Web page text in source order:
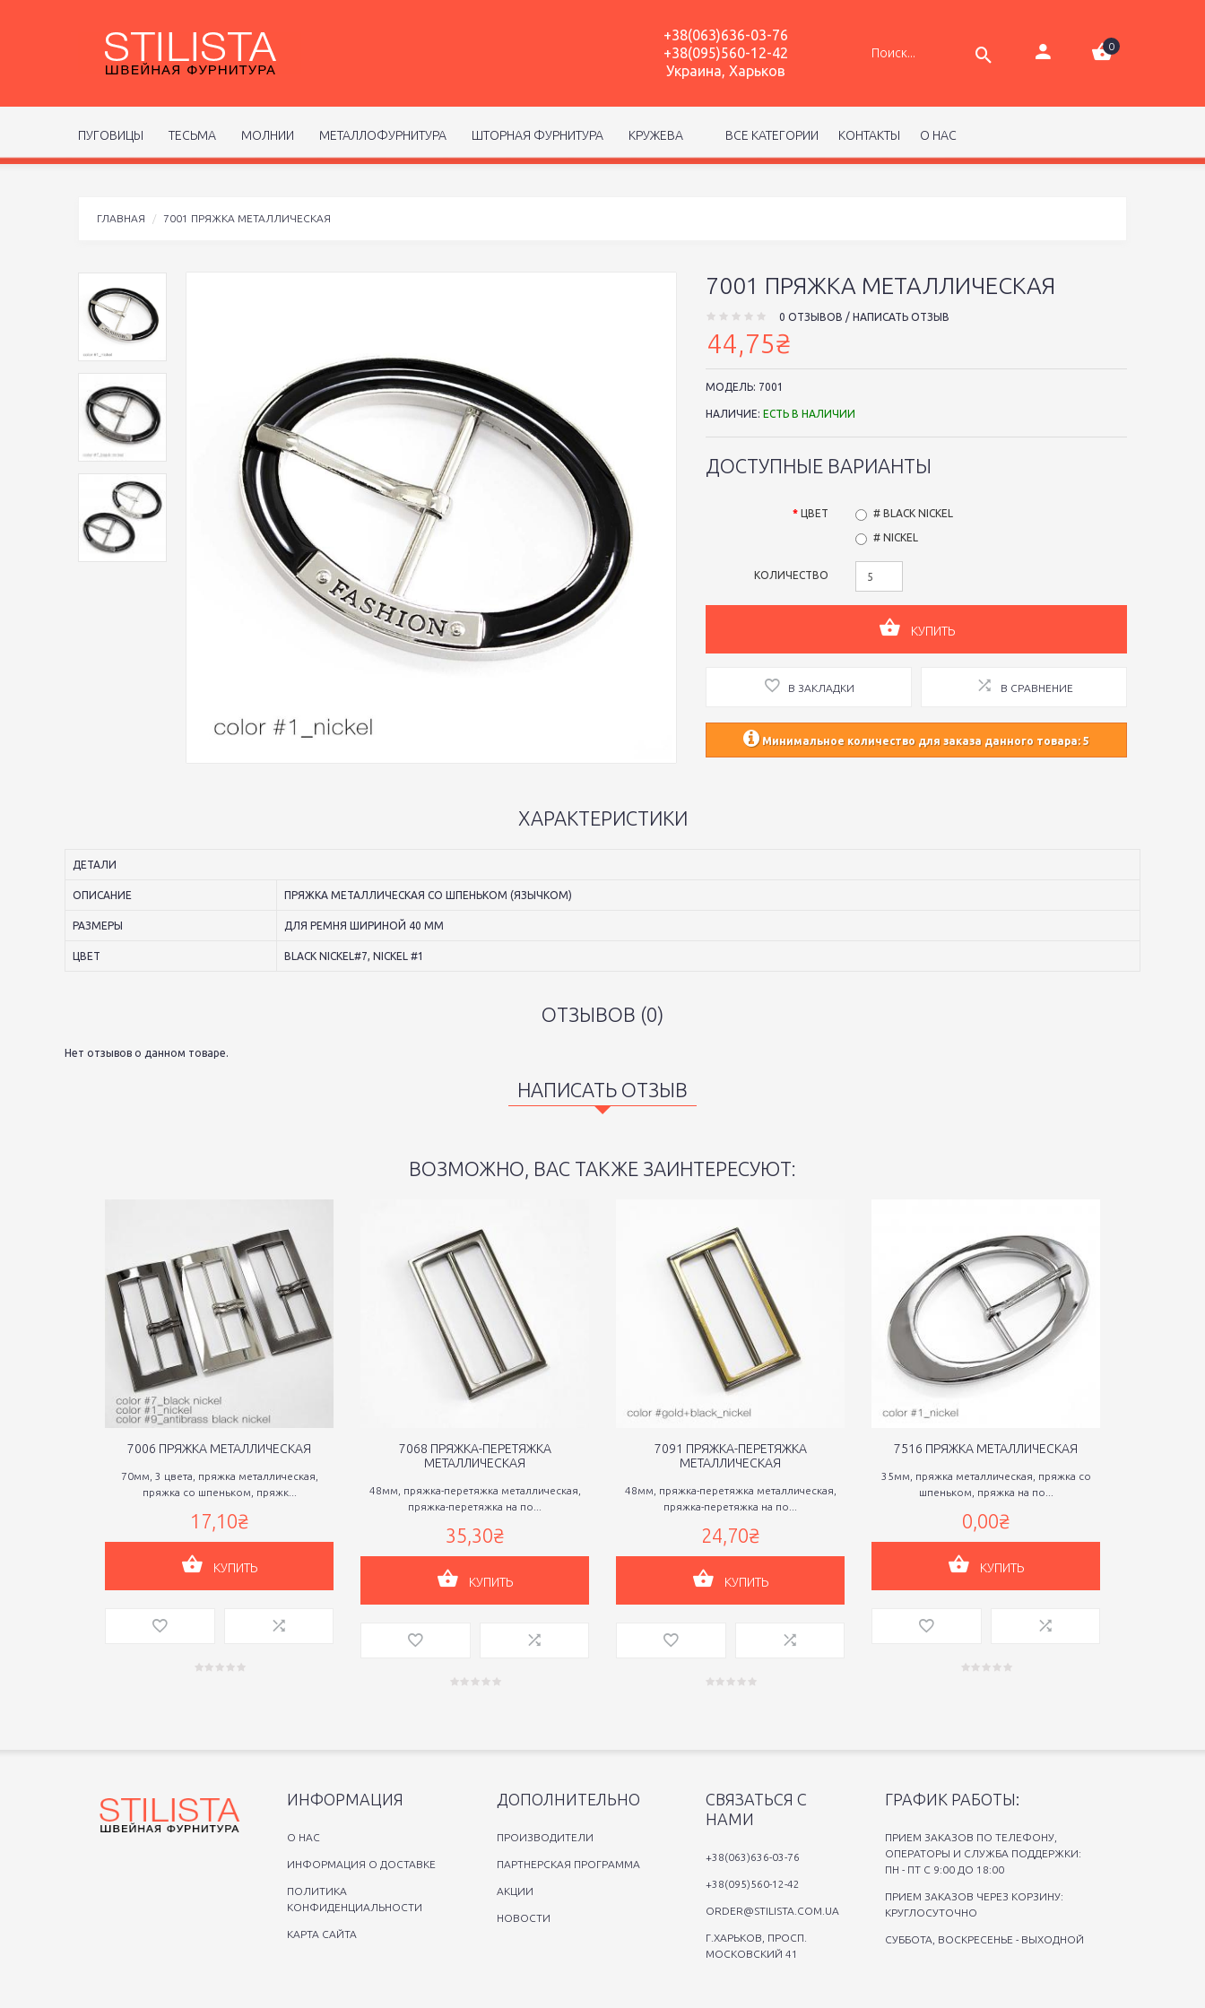
+38(063)636-03-76
+38(095)560-12-42
Украина, Харьков
0
ПУГОВИЦЫ ТЕСЬМА МОЛНИИ МЕТАЛЛОФУРНИТУРА ШТОРНАЯ ФУРНИТУРА КРУЖЕВА ВСЕ КАТЕГОРИИ КОНТАКТЫ О НАС
ГЛАВНАЯ 7001 ПРЯЖКА МЕТАЛЛИЧЕСКАЯ
7001 ПРЯЖКА МЕТАЛЛИЧЕСКАЯ
0 ОТЗЫВОВ / НАПИСАТЬ ОТЗЫВ
44,75₴
МОДЕЛЬ: 7001
НАЛИЧИЕ: ЕСТЬ В НАЛИЧИИ
ДОСТУПНЫЕ ВАРИАНТЫ
ЦВЕТ # BLACK NICKEL
# NICKEL
КОЛИЧЕСТВО
КУПИТЬ
В ЗАКЛАДКИ В СРАВНЕНИЕ
Минимальное количество для заказа данного товара: 5
ХАРАКТЕРИСТИКИ
ДЕТАЛИ
ОПИСАНИЕ ПРЯЖКА МЕТАЛЛИЧЕСКАЯ СО ШПЕНЬКОМ (ЯЗЫЧКОМ)
РАЗМЕРЫ ДЛЯ РЕМНЯ ШИРИНОЙ 40 ММ
ЦВЕТ BLACK NICKEL#7, NICKEL #1
ОТЗЫВОВ (0)
Нет отзывов о данном товаре.
НАПИСАТЬ ОТЗЫВ
ВОЗМОЖНО, ВАС ТАКЖЕ ЗАИНТЕРЕСУЮТ:
7006 ПРЯЖКА МЕТАЛЛИЧЕСКАЯ
70мм, 3 цвета, пряжка металлическая,
пряжка со шпеньком, пряжк...
17,10₴
КУПИТЬ
7068 ПРЯЖКА-ПЕРЕТЯЖКА
МЕТАЛЛИЧЕСКАЯ
48мм, пряжка-перетяжка металлическая,
пряжка-перетяжка на по...
35,30₴
КУПИТЬ
7091 ПРЯЖКА-ПЕРЕТЯЖКА
МЕТАЛЛИЧЕСКАЯ
48мм, пряжка-перетяжка металлическая,
пряжка-перетяжка на по...
24,70₴
КУПИТЬ
7516 ПРЯЖКА МЕТАЛЛИЧЕСКАЯ
35мм, пряжка металлическая, пряжка со
шпеньком, пряжка на по...
0,00₴
КУПИТЬ
ИНФОРМАЦИЯ
O НАС
ИНФОРМАЦИЯ О ДОСТАВКЕ
ПОЛИТИКА
КОНФИДЕНЦИАЛЬНОСТИ
КАРТА САЙТА
ДОПОЛНИТЕЛЬНО
ПРОИЗВОДИТЕЛИ
ПАРТНЕРСКАЯ ПРОГРАММА
АКЦИИ
НОВОСТИ
СВЯЗАТЬСЯ С
НАМИ
+38(063)636-03-76
+38(095)560-12-42
ORDER@STILISTA.COM.UA
Г.ХАРЬКОВ, ПРОСП.
МОСКОВСКИЙ 41
ГРАФИК РАБОТЫ:
ПРИЕМ ЗАКАЗОВ ПО ТЕЛЕФОНУ,
ОПЕРАТОРЫ И СЛУЖБА ПОДДЕРЖКИ:
ПН - ПТ С 9:00 ДО 18:00
ПРИЕМ ЗАКАЗОВ ЧЕРЕЗ КОРЗИНУ:
КРУГЛОСУТОЧНО
СУББОТА, ВОСКРЕСЕНЬЕ - ВЫХОДНОЙ